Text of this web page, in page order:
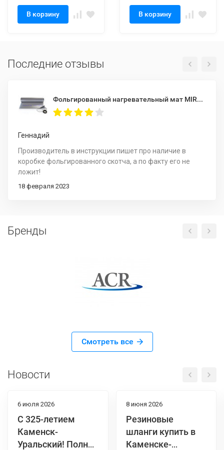
В корзину В корзину
Последние отзывы
Фольгированный нагревательный мат MIRO 2,0 кв.м.
Геннадий
Производитель в инструкции пишет про наличие в
коробке фольгированного скотча, а по факту его не
ложит!
18 февраля 2023
Бренды
Смотреть все
Новости
6 июля 2026
С 325-летием
Каменск-
Уральский! Полная
8 июня 2026
Резиновые
шланги купить в
Каменске-